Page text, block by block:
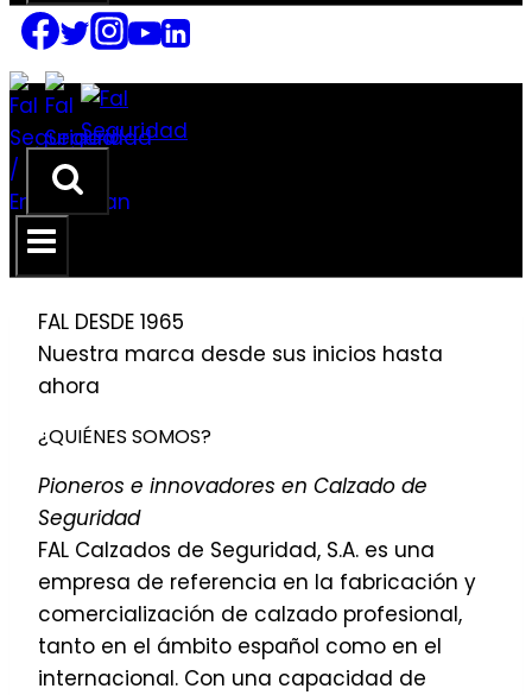
FAL DESDE 1965
Nuestra marca desde sus inicios hasta
ahora
¿QUIÉNES SOMOS?
Pioneros e innovadores en Calzado de
Seguridad
FAL Calzados de Seguridad, S.A. es una
empresa de referencia en la fabricación y
comercialización de calzado profesional,
tanto en el ámbito español como en el
internacional. Con una capacidad de